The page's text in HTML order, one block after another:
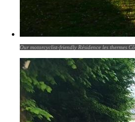
Our motorcyclist-friendly Résidence les thermes